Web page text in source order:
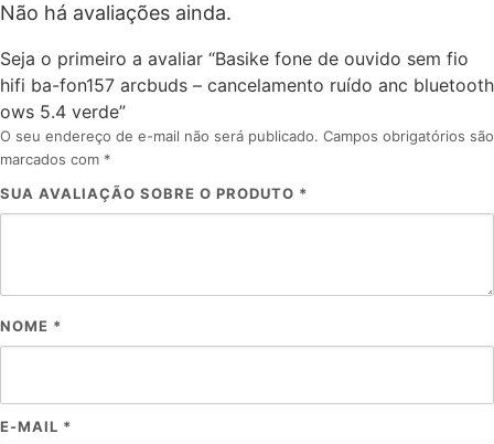
Não há avaliações ainda.
Seja o primeiro a avaliar “Basike fone de ouvido sem fio
hifi ba-fon157 arcbuds – cancelamento ruído anc bluetooth
ows 5.4 verde”
O seu endereço de e-mail não será publicado. Campos obrigatórios são
marcados com *
SUA AVALIAÇÃO SOBRE O PRODUTO *
NOME *
E-MAIL *